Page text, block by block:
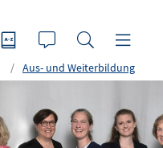
Aus- und Weiterbildung